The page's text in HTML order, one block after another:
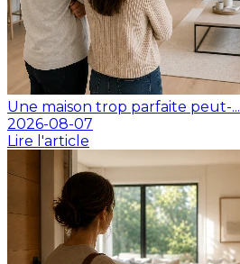
Une maison trop parfaite peut-...
2026-08-07
Lire l'article